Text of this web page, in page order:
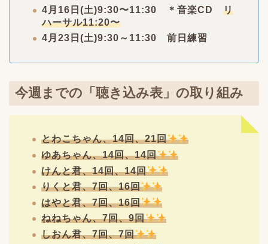
4月16日(土)9:30〜11:30 ＊音楽CD リ
ハーサル11:20〜
4月 23 日 (土)9:30 ～ 11:30 前日練習
今週までの「聴き込み表」の取り組み
とわこちゃん、14回、21回
ゆあちゃん、14回、14回
けんと君、14回、14回
りくと君、7回、16回
はやと君、7回、16回
ねねちゃん、7回、9回
しおん君、7回、7回